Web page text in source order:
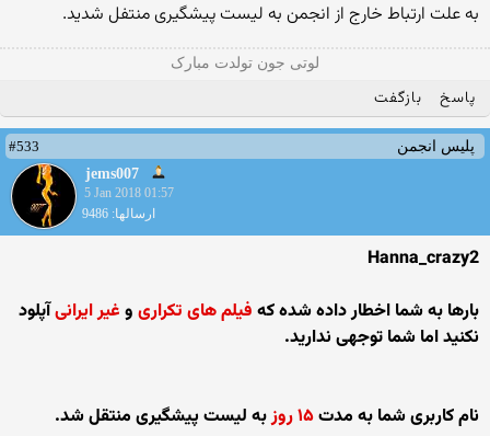
به علت ارتباط خارج از انجمن به لیست پیشگیری منتفل شدید.
لوتی جون تولدت مبارک
پاسخ بازگفت
پلیس انجمن
#533
jems007
5 Jan 2018 01:57
ارسالها: 9486
Hanna_crazy2
بارها به شما اخطار داده شده که فیلم های تکراری و غیر ایرانیآپلود
نکنید اما شما توجهی ندارید.
نام کاربری شما به مدت۱۵ روز به لیست پیشگیری منتقل شد.